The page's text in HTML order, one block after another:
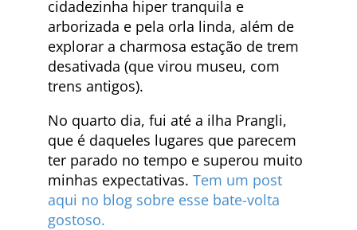
cidadezinha hiper tranquila e
arborizada e pela orla linda, além de
explorar a charmosa estação de trem
desativada (que virou museu, com
trens antigos).
No quarto dia, fui até a ilha Prangli,
que é daqueles lugares que parecem
ter parado no tempo e superou muito
minhas expectativas. Tem um post
aqui no blog sobre esse bate-volta
gostoso.